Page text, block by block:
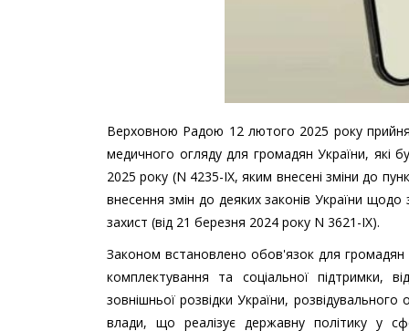
Верховною Радою 12 лютого 2025 року
медичного огляду для громадян України, які
2025 року (N 4235-IX, яким внесені зміни до
внесення змін до деяких законів України
захист (від 21 березня 2024 року N 3621-IХ).
Законом встановлено обов'язок для громадян
комплектування та соціальної підтримки,
зовнішньої розвідки України,
влади, що реалізує державну політику у